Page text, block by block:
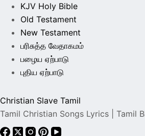
KJV Holy Bible
Old Testament
New Testament
பரிசுத்த வேதாகமம்
பழைய ஏற்பாடு
புதிய ஏற்பாடு
Christian Slave Tamil
Tamil Christian Songs Lyrics | Tamil